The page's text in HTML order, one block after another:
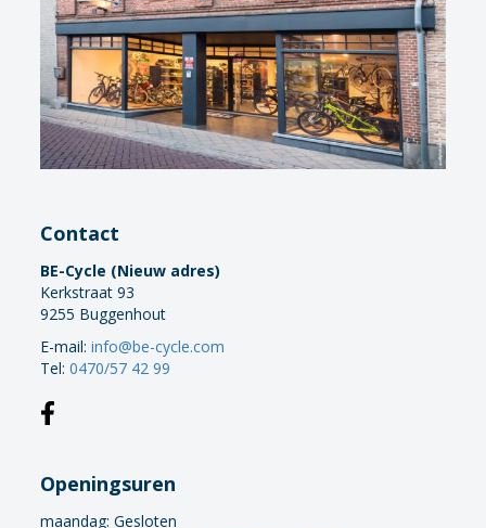
Contact
BE-Cycle (Nieuw adres)
Kerkstraat 93
9255 Buggenhout
E-mail:info@be-cycle.com
Tel:0470/57 42 99
Openingsuren
maandag:Gesloten